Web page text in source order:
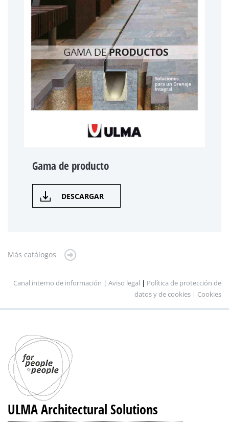
Gama de producto
DESCARGAR
Más catálogos
Canal interno de información | Aviso legal | Política de protección de
datos y de cookies | Cookies
ULMA Architectural Solutions